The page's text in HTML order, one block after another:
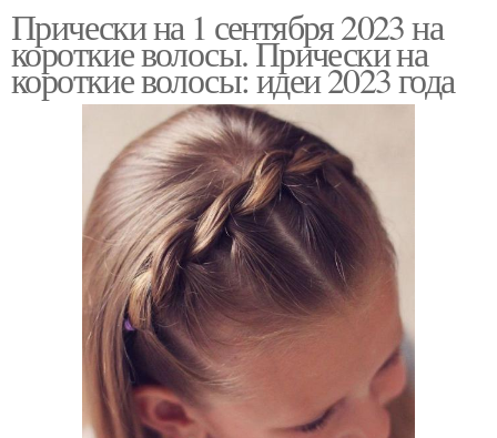
Прически на 1 сентября 2023 на
короткие волосы. Прически на
короткие волосы: идеи 2023 года